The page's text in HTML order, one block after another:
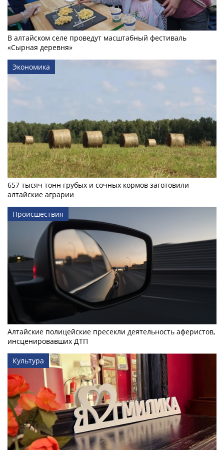
В алтайском селе проведут масштабный фестиваль
«Сырная деревня»
Экономика
657 тысяч тонн грубых и сочных кормов заготовили
алтайские аграрии
Происшествия
Алтайские полицейские пресекли деятельность аферистов,
инсценировавших ДТП
Культура